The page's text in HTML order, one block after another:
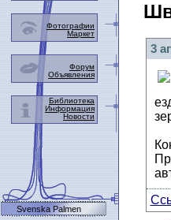
3
Фотографии
Маркет
Форум
Объявления
Библиотека
Информация
Новости
Svenska Palmen